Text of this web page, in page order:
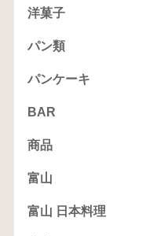
洋菓子
パン類
パンケーキ
BAR
商品
富山
富山 日本料理